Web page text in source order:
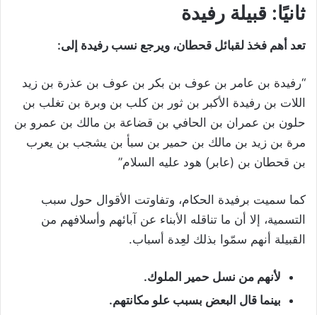
ثانيًا: قبيلة رفيدة
تعد أهم فخذ لقبائل قحطان، ويرجع نسب رفيدة إلى:
“رفيدة بن عامر بن عوف بن بكر بن عوف بن عذرة بن زيد
اللات بن رفيدة الأكبر بن ثور بن كلب بن وبرة بن تغلب بن
حلون بن عمران بن الحافي بن قضاعة بن مالك بن عمرو بن
مرة بن زيد بن مالك بن حمير بن سبأ بن يشجب بن يعرب
بن قحطان بن (عابر) هود عليه السلام”
كما سميت برفيدة الحكام، وتفاوتت الأقوال حول سبب
التسمية، إلا أن ما تناقله الأبناء عن آبائهم وأسلافهم من
القبيلة أنهم سمّوا بذلك لعِدة أسباب.
لأنهم من نسل حمير الملوك.
بينما قال البعض بسبب علو مكانتهم.